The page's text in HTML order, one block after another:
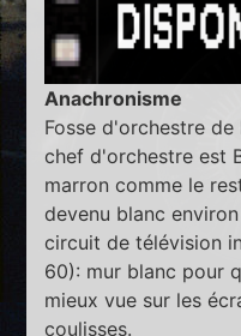
Anachronisme
Fosse d'orchestre
chef d'orchestre est
marron comme le
devenu blanc
circuit de télévision
60): mur blanc pour
mieux vue sur les
coulisses.